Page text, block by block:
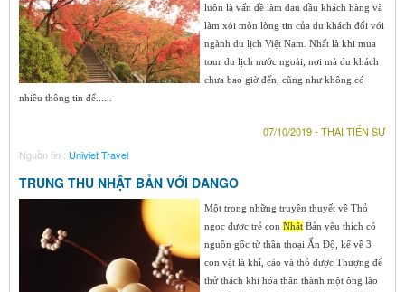
luôn là vấn đề làm đau đầu khách hàng và
làm xói mòn lòng tin của du khách đối với
ngành du lịch Việt Nam. Nhất là khi mua
tour du lịch nước ngoài, nơi mà du khách
chưa bao giờ đến, cũng như không có
nhiều thông tin để......
07/10/2019 - THÁI TIẾN SỰ
Nguồn tin : Univiet Travel
TRUNG THU NHẬT BẢN VỚI DANGO
Một trong những truyền thuyết về Thỏ
ngọc được trẻ con Nhật Bản yêu thích có
nguồn gốc từ thần thoại Ấn Độ, kể về 3
con vật là khỉ, cáo và thỏ được Thượng đế
thử thách khi hóa thân thành một ông lão